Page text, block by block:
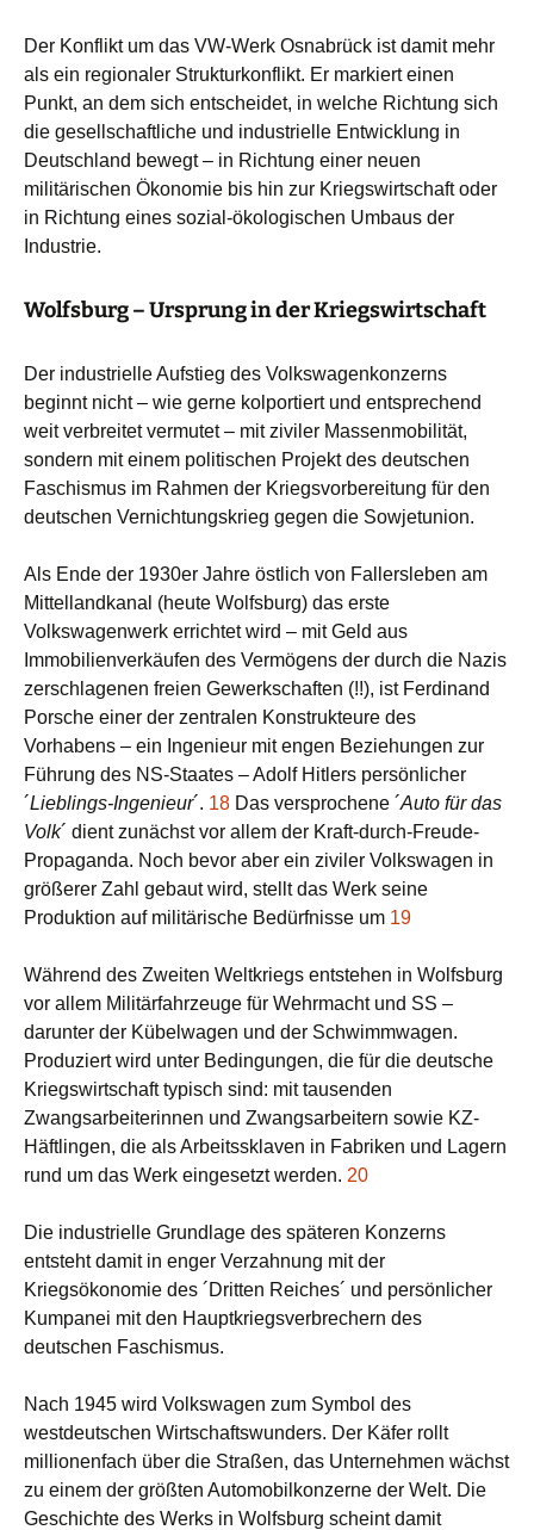
Der Konflikt um das VW-Werk Osnabrück ist damit mehr
als ein regionaler Strukturkonflikt. Er markiert einen
Punkt, an dem sich entscheidet, in welche Richtung sich
die gesellschaftliche und industrielle Entwicklung in
Deutschland bewegt – in Richtung einer neuen
militärischen Ökonomie bis hin zur Kriegswirtschaft oder
in Richtung eines sozial-ökologischen Umbaus der
Industrie.
Wolfsburg – Ursprung in der Kriegswirtschaft
Der industrielle Aufstieg des Volkswagenkonzerns
beginnt nicht – wie gerne kolportiert und entsprechend
weit verbreitet vermutet – mit ziviler Massenmobilität,
sondern mit einem politischen Projekt des deutschen
Faschismus im Rahmen der Kriegsvorbereitung für den
deutschen Vernichtungskrieg gegen die Sowjetunion.
Als Ende der 1930er Jahre östlich von Fallersleben am
Mittellandkanal (heute Wolfsburg) das erste
Volkswagenwerk errichtet wird – mit Geld aus
Immobilienverkäufen des Vermögens der durch die Nazis
zerschlagenen freien Gewerkschaften (!!), ist Ferdinand
Porsche einer der zentralen Konstrukteure des
Vorhabens – ein Ingenieur mit engen Beziehungen zur
Führung des NS-Staates – Adolf Hitlers persönlicher
´Lieblings-Ingenieur´. 18 Das versprochene ´Auto für das
Volk´ dient zunächst vor allem der Kraft-durch-Freude-
Propaganda. Noch bevor aber ein ziviler Volkswagen in
größerer Zahl gebaut wird, stellt das Werk seine
Produktion auf militärische Bedürfnisse um 19
Während des Zweiten Weltkriegs entstehen in Wolfsburg
vor allem Militärfahrzeuge für Wehrmacht und SS –
darunter der Kübelwagen und der Schwimmwagen.
Produziert wird unter Bedingungen, die für die deutsche
Kriegswirtschaft typisch sind: mit tausenden
Zwangsarbeiterinnen und Zwangsarbeitern sowie KZ-
Häftlingen, die als Arbeitssklaven in Fabriken und Lagern
rund um das Werk eingesetzt werden. 20
Die industrielle Grundlage des späteren Konzerns
entsteht damit in enger Verzahnung mit der
Kriegsökonomie des ´Dritten Reiches´ und persönlicher
Kumpanei mit den Hauptkriegsverbrechern des
deutschen Faschismus.
Nach 1945 wird Volkswagen zum Symbol des
westdeutschen Wirtschaftswunders. Der Käfer rollt
millionenfach über die Straßen, das Unternehmen wächst
zu einem der größten Automobilkonzerne der Welt. Die
Geschichte des Werks in Wolfsburg scheint damit